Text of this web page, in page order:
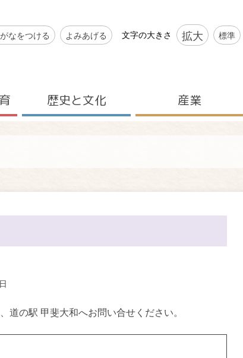
ビリティツール
なをつける よみあげる 文字の大きさ 拡大 標準
歴史と文化 産業
の駅 甲斐大和へお問い合せください。